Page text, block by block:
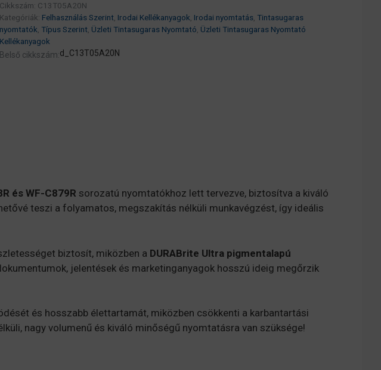
C13T05A20N
Workforce
Pro
WF-
Cikkszám: C13T05A20N
Kategóriák: Felhasználás Szerint, Irodai Kellékanyagok, Irodai nyomtatás, Tintasugaras
nyomtatók, Típus Szerint, Üzleti Tintasugaras Nyomtató, Üzleti Tintasugaras Nyomtató
Kellékanyagok
Belső cikkszám:d_C13T05A20N
és WF-C879R sorozatú nyomtatókhoz lett tervezve, biztosítva a kiváló
teszi a folyamatos, megszakítás nélküli munkavégzést, így ideális
biztosít, miközben a DURABrite Ultra pigmentalapú
jelentések és marketinganyagok hosszú ideig megőrzik
és hosszabb élettartamát, miközben csökkenti a karbantartási
nagy volumenű és kiváló minőségű nyomtatásra van szüksége!